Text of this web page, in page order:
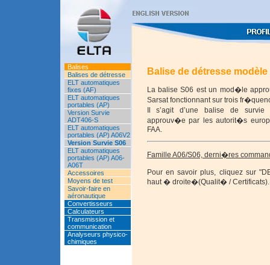
Balises
Balises de détresse
ELT automatiques
fixes (AF)
ELT automatiques
portables (AP)
Version Survie
ADT406-S
ELT automatiques
portables (AP) A06V2
Version Survie S06
ELT automatiques
portables (AP) A06-
A06T
Accessoires
Moyens de test
Savoir-faire en
aéronautique
Convertisseurs
Calculateurs
Transmission et
communication
Analyseurs physico-
chimiques
Balise de détresse
La balise S06 est un mod�le
Sarsat fonctionnant sur trois
Il s’agit d’une balise de
approuv�e par les autorit�s
FAA.
Famille A06/S06, derni�res
Pour en savoir plus, cliquez sur
haut � droite�(Qualit� /